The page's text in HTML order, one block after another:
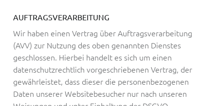
AUFTRAGSVERARBEITUNG
Wir haben einen Vertrag über Auftragsverarbeitung
(AVV) zur Nutzung des oben genannten Dienstes
geschlossen. Hierbei handelt es sich um einen
datenschutzrechtlich vorgeschriebenen Vertrag, der
gewährleistet, dass dieser die personenbezogenen
Daten unserer Websitebesucher nur nach unseren